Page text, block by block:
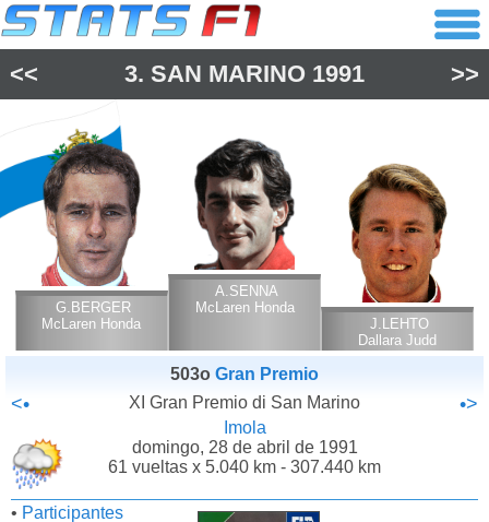
<< 3. SAN MARINO 1991 >>
G.BERGER
McLaren Honda
A.SENNA
McLaren Honda
J.LEHTO
Dallara Judd
503o Gran Premio
<• XI Gran Premio di San Marino •>
Imola
domingo, 28 de abril de 1991
61 vueltas x 5.040 km - 307.440 km
• Participantes